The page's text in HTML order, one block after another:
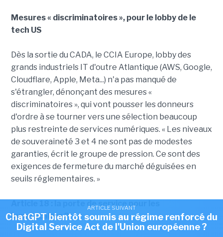
Mesures « discriminatoires », pour le lobby de le
tech US
Dès la sortie du CADA, le CCIA Europe, lobby des
grands industriels IT d'outre Atlantique (AWS, Google,
Cloudflare, Apple, Meta...) n'a pas manqué de
s'étrangler, dénonçant des mesures «
discriminatoires », qui vont pousser les donneurs
d'ordre à se tourner vers une sélection beaucoup
plus restreinte de services numériques. « Les niveaux
de souveraineté 3 et 4 ne sont pas de modestes
garanties, écrit le groupe de pression. Ce sont des
exigences de fermeture du marché déguisées en
seuils réglementaires. »
Article 18 : la porte de service pour les
hyperscalers ?
ARTICLE SUIVANT
ChatGPT bientôt soumis au régime renforcé du
Digital Service Act de l'Union européenne ?